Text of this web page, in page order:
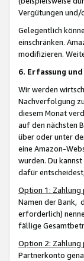
Vergütungen und/
Gelegentlich
einschränken.
modifizieren.
6. Erfassung
Wir werden
Nachverfolgung
diesem Monat
auf den nächsten
über oder unter
eine Amazon-
wurden. Du
dafür
Option 1: Zahlung
Namen der Bank,
erforderlich)
fällige
Option 2: Zahlung
Partnerkonto